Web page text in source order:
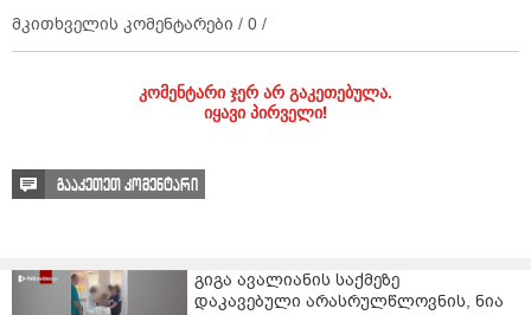
მკითხველის კომენტარები / 0 /
კომენტარი ჯერ არ გაკეთებულა.
იყავი პირველი!
გააკეთეთ კომენტარი
გიგა ავალიანის საქმეზე
დაკავებული არასრულწლოვნის, ნია